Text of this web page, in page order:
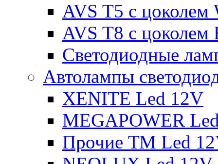
AVS T5 с цоколем
AVS T8 с цоколем
Светодиодные
Автолампы
XENITE Led 12V
MEGAPOWER
Прочие ТМ Led